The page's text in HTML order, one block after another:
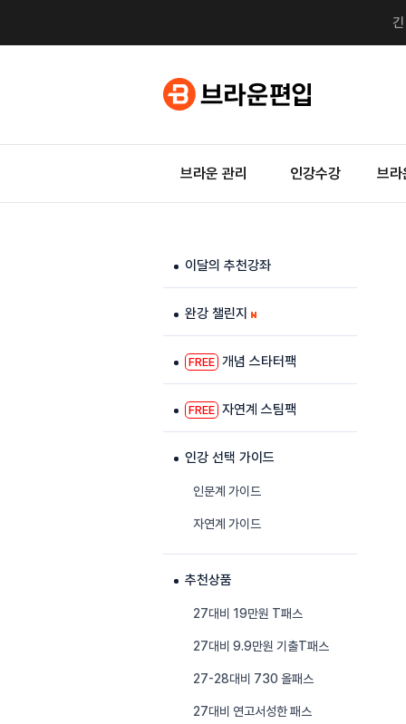
브라운 관리 인강수강 브라
이달의 추천강좌
완강 챌린지
FREE 개념 스타터팩
FREE 자연계 스팀팩
인강 선택 가이드
인문계 가이드
자연계 가이드
추천상품
27대비 19만원 T패스
27대비 9.9만원 기출T패스
27-28대비 730 올패스
27대비 연고서성한 패스